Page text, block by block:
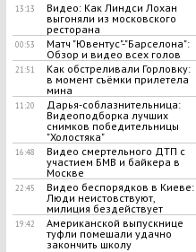
13:13
Видео: Как Линдси Лохан
выгоняли из московского
ресторана
00:53
Матч "Ювентус"-"Барселона":
Обзор и видео всех голов
21:51
Как обстреливали Горловку:
в момент съёмки прилетела
мина
11:20
Дарья-соблазнительница:
Видеоподборка лучших
снимков победительницы
"Холостяка"
16:48
Видео смертельного ДТП с
участием БМВ и байкера в
Москве
22:45
Видео беспорядков в Киеве:
Люди неистовствуют,
милиция бездействует
19:42
Американской выпускнице
туфли помешали удачно
закончить школу